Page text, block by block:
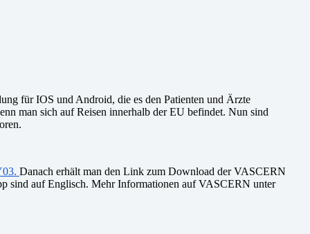
für IOS und Android, die es den Patienten und Ärzte
man sich auf Reisen innerhalb der EU befindet. Nun sind
. Danach erhält man den Link zum Download der VASCERN
sind auf Englisch. Mehr Informationen auf VASCERN unter